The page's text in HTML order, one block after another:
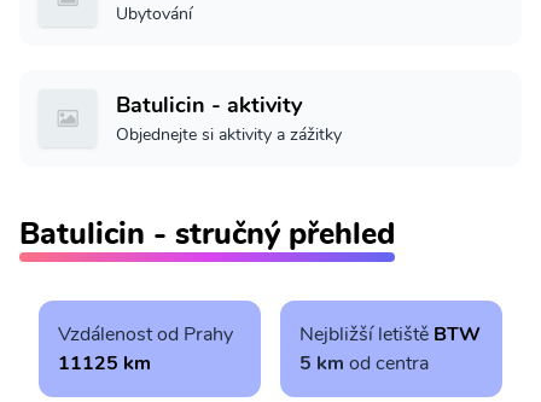
Ubytování
Batulicin - aktivity
Objednejte si aktivity a zážitky
Batulicin - stručný přehled
Vzdálenost od Prahy
11125 km
Nejbližší letiště BTW
5 km od centra